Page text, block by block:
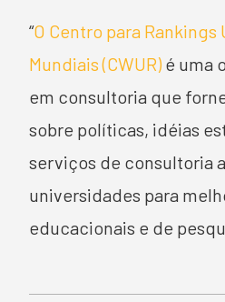
“O Centro para
Mundiais (CWUR) é uma
em consultoria que
sobre políticas, idéias
serviços de consultoria
universidades para
educacionais e de